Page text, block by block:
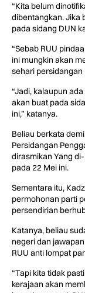
“Kita belum
dibentangkan. Jika
pada sidang DUN
“Sebab RUU
ini mungkin akan
sehari persidangan
“Jadi, kalaupun
akan buat pada
ini,” katanya.
Beliau berkata
Persidangan
dirasmikan Yang
pada 22 Mei ini.
Sementara itu,
permohonan parti
persendirian
Katanya, beliau
negeri dan
RUU anti lompat
“Tapi kita tidak
kerajaan akan